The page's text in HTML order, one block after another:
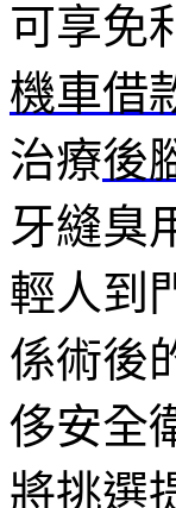
可享免
機車借
治療後
牙縫臭
輕人到
係術後
侈安全
將挑選